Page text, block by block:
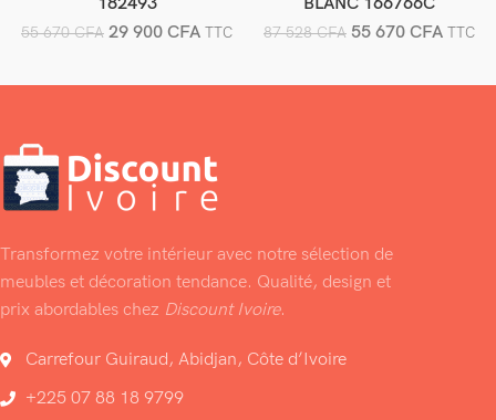
182493
55 670CFA 29 900 CFA TTC
BLANC 166766C
87 528CFA 55 670 CFA TTC
Transformez votre intérieur avec notre sélection de
meubles et décoration tendance. Qualité, design et
prix abordables chez Discount Ivoire.
Carrefour Guiraud, Abidjan, Côte d’Ivoire
+225 07 88 18 9799